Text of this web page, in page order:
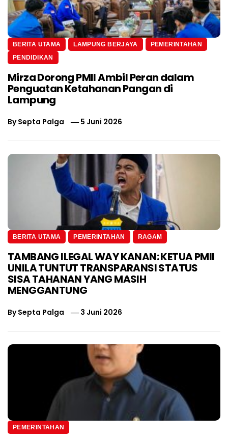
BERITA UTAMA LAMPUNG BERJAYA
PEMERINTAHAN
PENDIDIKAN
Mirza Dorong PMII Ambil Peran dalam
Penguatan Ketahanan Pangan di
Lampung
BySepta Palga 5 Juni 2026
BERITA UTAMA PEMERINTAHAN RAGAM
TAMBANG ILEGAL WAY KANAN: KETUA PMII
UNILA TUNTUT TRANSPARANSI STATUS
SISA TAHANAN YANG MASIH
MENGGANTUNG
BySepta Palga 3 Juni 2026
PEMERINTAHAN